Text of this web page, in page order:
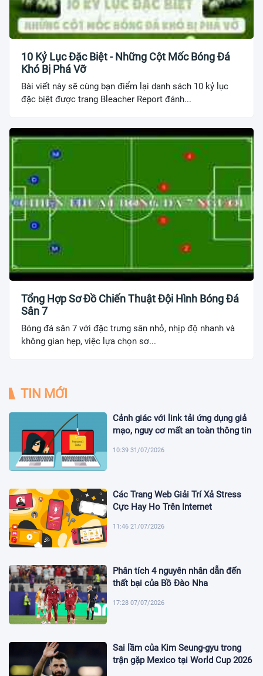
10 Kỷ Lục Đặc Biệt - Những Cột Mốc Bóng Đá
Khó Bị Phá Vỡ
Bài viết này sẽ cùng bạn điểm lại danh sách 10 kỷ lục
đặc biệt được trang Bleacher Report đánh...
Tổng Hợp Sơ Đồ Chiến Thuật Đội Hình Bóng Đá
Sân 7
Bóng đá sân 7 với đặc trưng sân nhỏ, nhịp độ nhanh và
không gian hẹp, việc lựa chọn sơ...
TIN MỚI
Cảnh giác với link tải ứng dụng giả
mạo, nguy cơ mất an toàn thông tin
10:39 31/07/2026
Các Trang Web Giải Trí Xả Stress
Cực Hay Ho Trên Internet
11:46 21/07/2026
Phân tích 4 nguyên nhân dẫn đến
thất bại của Bồ Đào Nha
17:28 07/07/2026
Sai lầm của Kim Seung-gyu trong
trận gặp Mexico tại World Cup 2026